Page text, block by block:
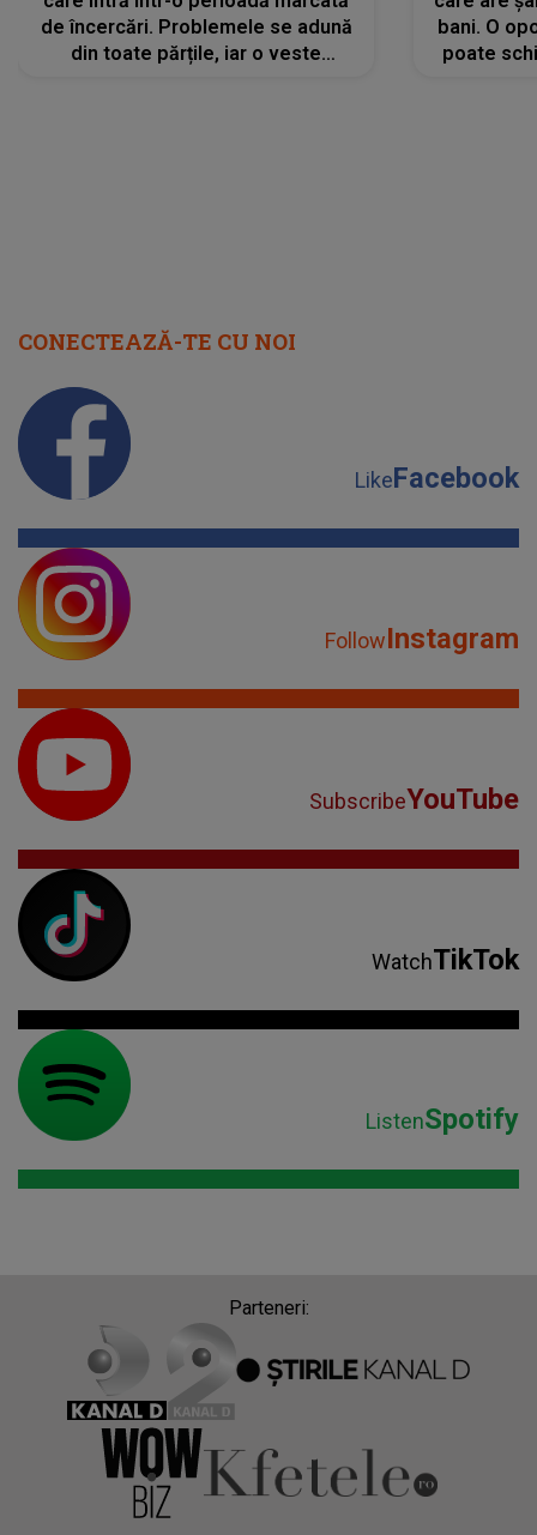
de încercări. Problemele se adună
din toate părțile, iar o veste
bani. O
poate
CONECTEAZĂ-TE CU NOI
LikeFacebook
FollowInstagram
SubscribeYouTube
WatchTikTok
ListenSpotify
Parteneri: